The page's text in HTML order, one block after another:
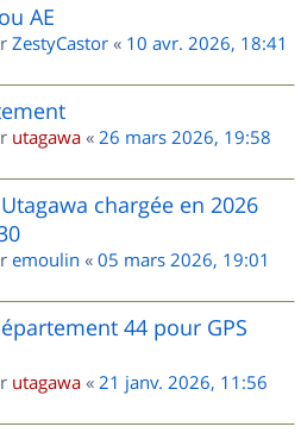
AE
ZestyCastor « 10 avr. 2026, 18:41
utagawa « 26 mars 2026, 19:58
chargée en 2026
emoulin « 05 mars 2026, 19:01
44 pour GPS
utagawa « 21 janv. 2026, 11:56